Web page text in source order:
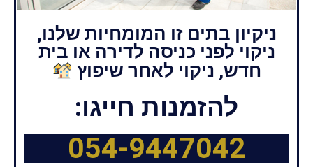
ניקיון בתים זו המומחיות שלנו,
ניקוי לפני כניסה לדירה או בית
חדש, ניקוי לאחר שיפוץ
להזמנות חייגו:
054-9447042